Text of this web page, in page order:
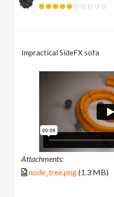
Impractical SideFX sofa
Attachments:
node_tree.png(1.3 MB)